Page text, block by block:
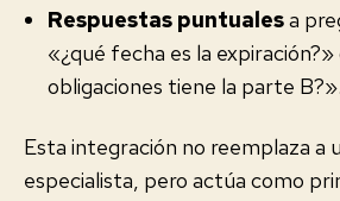
Respuestas puntualesa
«¿qué fecha es la expiración?»
obligaciones tiene la parte B?».
Esta integración no reemplaza a
especialista, pero actúa como